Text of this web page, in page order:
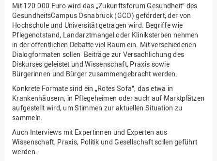
Mit 120.000 Euro wird das „Zukunftsforum Gesundheit“ des
GesundheitsCampus Osnabrück (GCO) gefördert, der von
Hochschule und Universität getragen wird. Begriffe wie
Pflegenotstand, Landarztmangel oder Kliniksterben nehmen
in der öffentlichen Debatte viel Raum ein. Mit verschiedenen
Dialogformaten sollen Beiträge zur Versachlichung des
Diskurses geleistet und Wissenschaft, Praxis sowie
Bürgerinnen und Bürger zusammengebracht werden.
Konkrete Formate sind ein „Rotes Sofa“, das etwa in
Krankenhäusern, in Pflegeheimen oder auch auf Marktplätzen
aufgestellt wird, um Stimmen zur aktuellen Situation zu
sammeln.
Auch Interviews mit Expertinnen und Experten aus
Wissenschaft, Praxis, Politik und Gesellschaft sollen geführt
werden.